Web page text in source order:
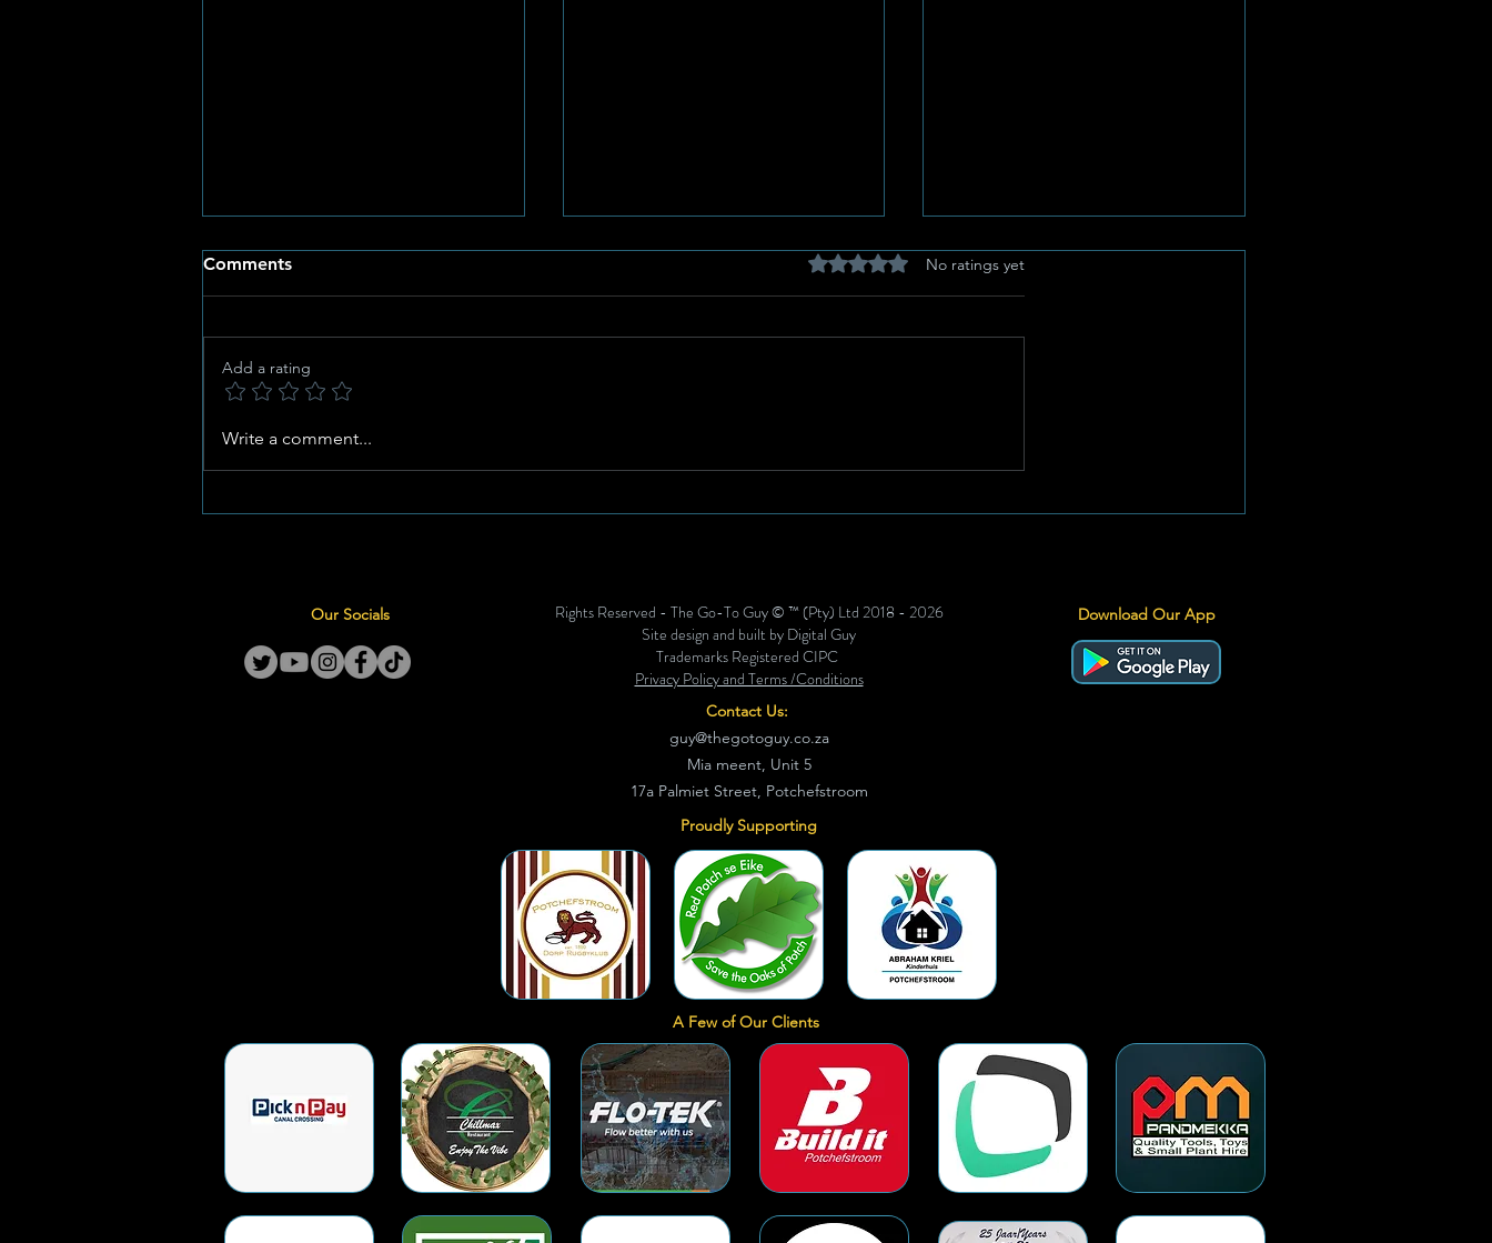
Potchefstroom Pulse:
Women’s Day
Kuiergees na Potch
Comments Rated 0 out of 5 stars.
No ratings yet
Add a rating
Write a comment...
Our Socials
Rights Reserved - The Go-To Guy © ™ (Pty) Ltd 2018 - 2026
Site design and built by Digital Guy
Trademarks Registered CIPC
Privacy Policy and Terms /Conditions
Download Our App
Contact Us:
guy@thegotoguy.co.za
Mia meent, Unit 5
17a Palmiet Street, Potchefstroom
Proudly Supporting
A Few of Our Clients